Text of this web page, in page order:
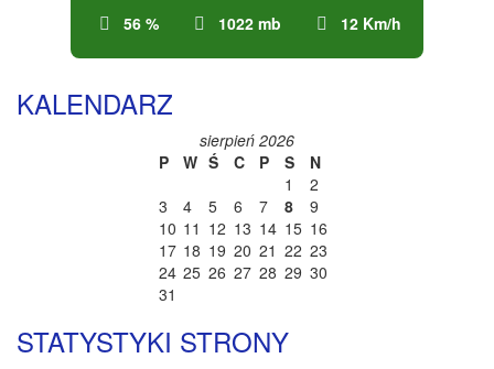
56 % 1022 mb 12 Km/h
KALENDARZ
sierpień 2026
P
W Ś C P S
N
1
2
3
4 5 6 7 8
9
10 11 12 13 14 15 16
17 18 19 20 21 22 23
24 25 26 27 28 29 30
31
STATYSTYKI STRONY